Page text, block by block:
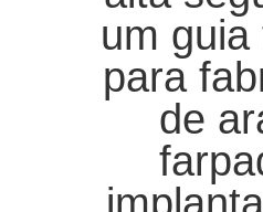
POLÍTICA
PRIVACIDADE
um guia
para
de